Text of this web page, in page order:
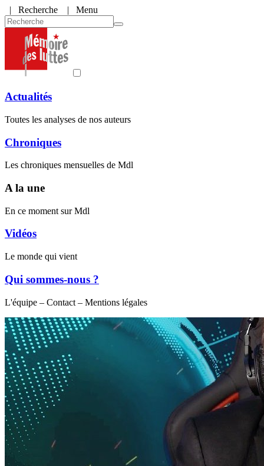
| Recherche | Menu
Actualités
Toutes les analyses de nos auteurs
Chroniques
Les chroniques mensuelles de Mdl
A la une
En ce moment sur Mdl
Vidéos
Le monde qui vient
Qui sommes-nous ?
L'équipe – Contact – Mentions légales